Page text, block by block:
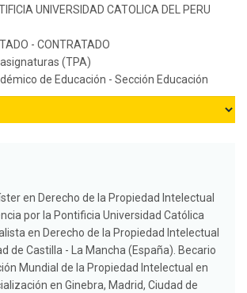
UNIVERSIDAD CATOLICA DEL PERU
- CONTRATADO
(TPA)
de Educación - Sección Educación
en Derecho de la Propiedad Intelectual
por la Pontificia Universidad Católica
en Derecho de la Propiedad Intelectual
de Castilla - La Mancha (España). Becario
Mundial de la Propiedad Intelectual en
en Ginebra, Madrid, Ciudad de